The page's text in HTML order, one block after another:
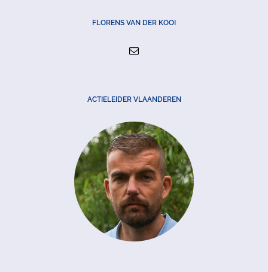
FLORENS VAN DER KOOI
ACTIELEIDER VLAANDEREN